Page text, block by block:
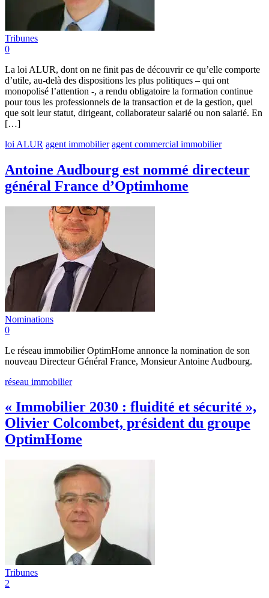
Tribunes
0
La loi ALUR, dont on ne finit pas de découvrir ce qu’elle comporte
d’utile, au-delà des dispositions les plus politiques – qui ont
monopolisé l’attention -, a rendu obligatoire la formation continue
pour tous les professionnels de la transaction et de la gestion, quel
que soit leur statut, dirigeant, collaborateur salarié ou non salarié. En
[…]
loi ALUR agent immobilier agent commercial immobilier
Antoine Audbourg est nommé directeur
général France d’Optimhome
Nominations
0
Le réseau immobilier OptimHome annonce la nomination de son
nouveau Directeur Général France, Monsieur Antoine Audbourg.
réseau immobilier
« Immobilier 2030 : fluidité et sécurité »,
Olivier Colcombet, président du groupe
OptimHome
Tribunes
2